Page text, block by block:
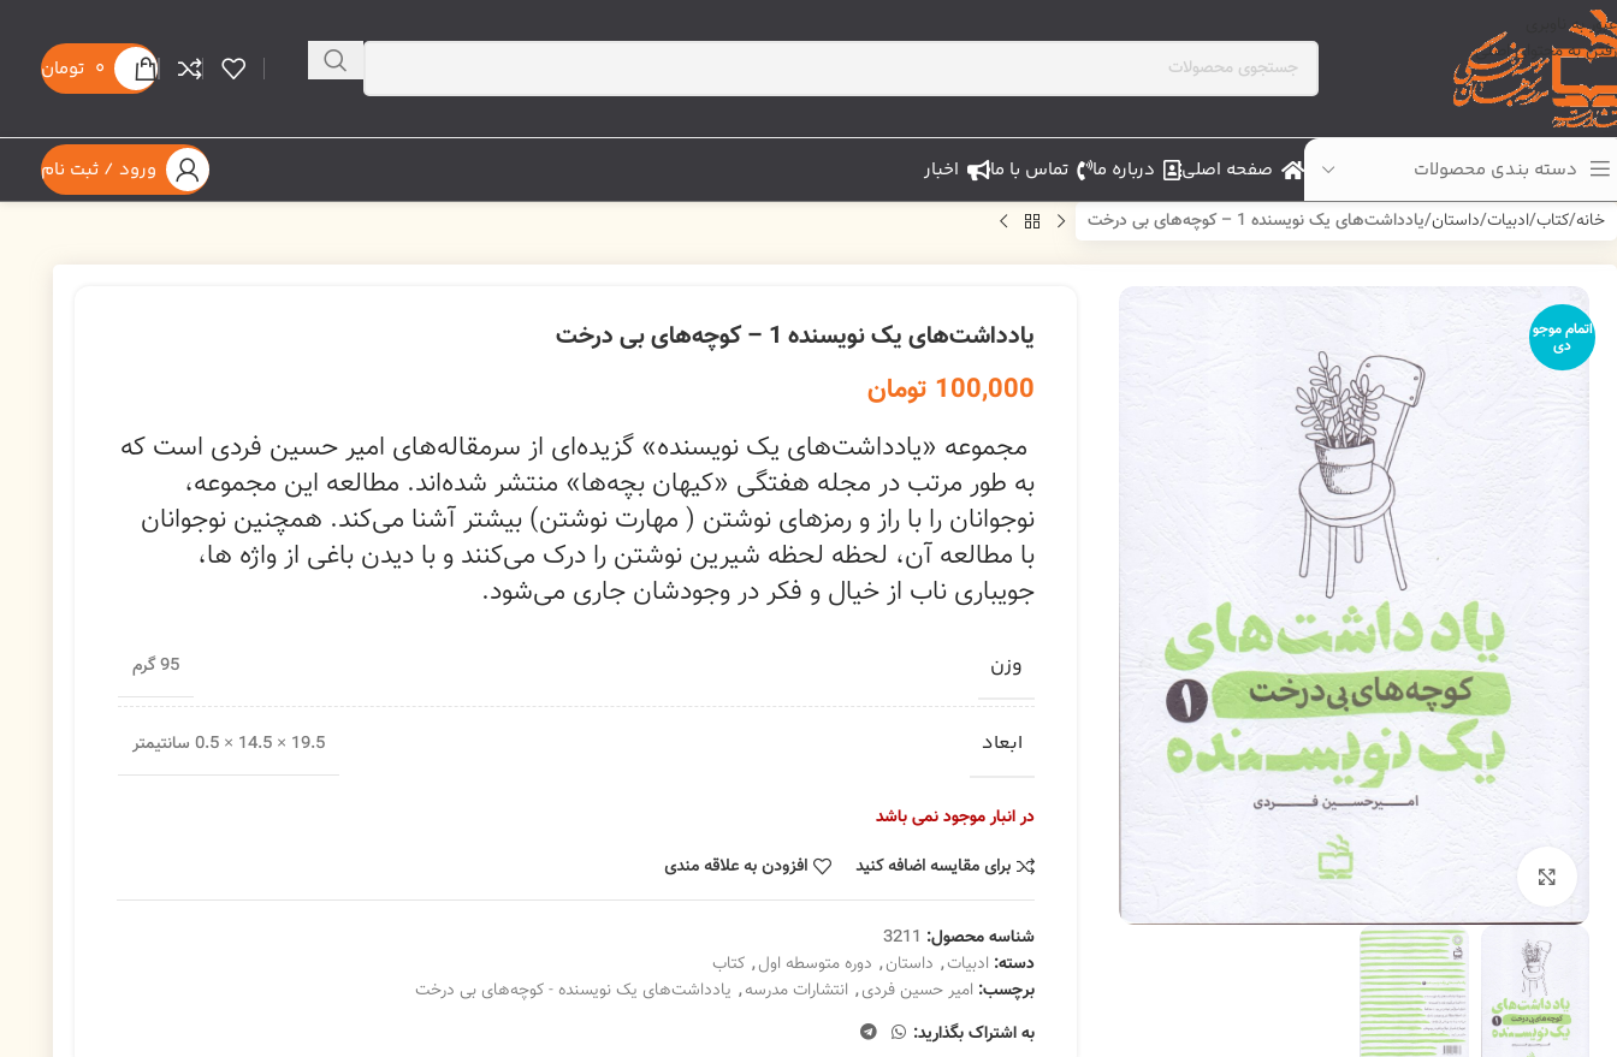
عبور به ناوبری
رفتن به محتوای اصلی
0 تومان
دسته بندی محصولات صفحه اصلی درباره ما تماس با ما اخبار ورود / ثبت نام
خانه کتاب ادبیات داستان یادداشت‌های یک نویسنده 1 – کوچه‌های بی درخت
اتمام موجو
دی یادداشت‌های یک نویسنده 1 – کوچه‌های بی درخت
100,000 تومان
مجموعه «یادداشت‌های یک نویسنده» گزیده‌ای از سرمقاله‌های امیر حسین فردی است که
به طور مرتب در مجله هفتگی «کیهان بچه‌ها» منتشر شده‌اند. مطالعه این مجموعه،
نوجوانان را با راز و رمز‌های نوشتن ( مهارت نوشتن) بیشتر آشنا می‌کند. همچنین نوجوانان
با مطالعه آن، لحظه لحظه شیرین نوشتن را درک می‌کنند و با دیدن باغی از واژه ها،
جویباری ناب از خیال و فکر در وجودشان جاری می‌شود.
وزن 95 گرم
ابعاد 19.5 × 14.5 × 0.5 سانتیمتر
در انبار موجود نمی باشد
برای مقایسه اضافه کنید
افزودن به علاقه مندی
شناسه محصول: 3211
دسته: ادبیات, داستان, دوره متوسطه اول, کتاب
برچسب: امیر حسین فردی, انتشارات مدرسه, یادداشت‌های یک نویسنده - کوچه‌های بی درخت
به اشتراک بگذارید: